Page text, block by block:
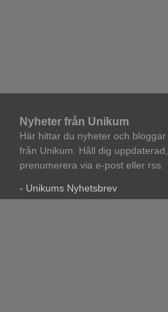
Nyheter från Unikum
Här hittar du nyheter och bloggar
från Unikum. Håll dig uppdaterad,
prenumerera via e-post eller rss.
- Unikums Nyhetsbrev